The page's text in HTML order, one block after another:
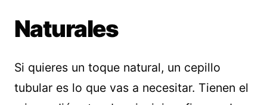
Naturales
Si quieres un toque natural, un cepillo
tubular es lo que vas a necesitar. Tienen el